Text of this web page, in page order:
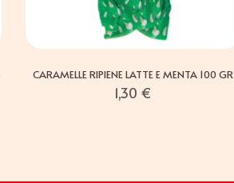
CARAMELLE RIPIENE LATTE E MENTA 100 GR
1,30 €